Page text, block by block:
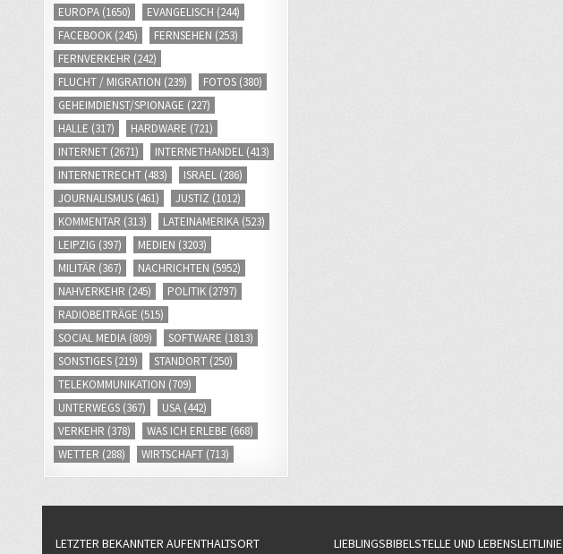
EUROPA (1650) EVANGELISCH (244)
FACEBOOK (245) FERNSEHEN (253)
FERNVERKEHR (242)
FLUCHT / MIGRATION (239) FOTOS (380)
GEHEIMDIENST/SPIONAGE (227)
HALLE (317) HARDWARE (721)
INTERNET (2671) INTERNETHANDEL (413)
INTERNETRECHT (483) ISRAEL (286)
JOURNALISMUS (461) JUSTIZ (1012)
KOMMENTAR (313) LATEINAMERIKA (523)
LEIPZIG (397) MEDIEN (3203)
MILITÄR (367) NACHRICHTEN (5952)
NAHVERKEHR (245) POLITIK (2797)
RADIOBEITRÄGE (515)
SOCIAL MEDIA (809) SOFTWARE (1813)
SONSTIGES (219) STANDORT (250)
TELEKOMMUNIKATION (709)
UNTERWEGS (367) USA (442)
VERKEHR (378) WAS ICH ERLEBE (668)
WETTER (288) WIRTSCHAFT (713)
LETZTER BEKANNTER AUFENTHALTSORT LIEBLINGSBIBELSTELLE UND LEBENSLEITLINIE